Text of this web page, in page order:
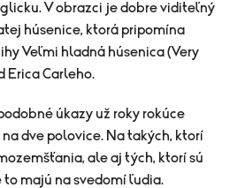
V obrazci je dobre viditeľný
húsenice, ktorá pripomína
Veľmi hladná húsenica (Very
Erica Carleho.
úkazy už roky rokúce
dve polovice. Na takých, ktorí
ale aj tých, ktorí sú
to majú na svedomí ľudia.